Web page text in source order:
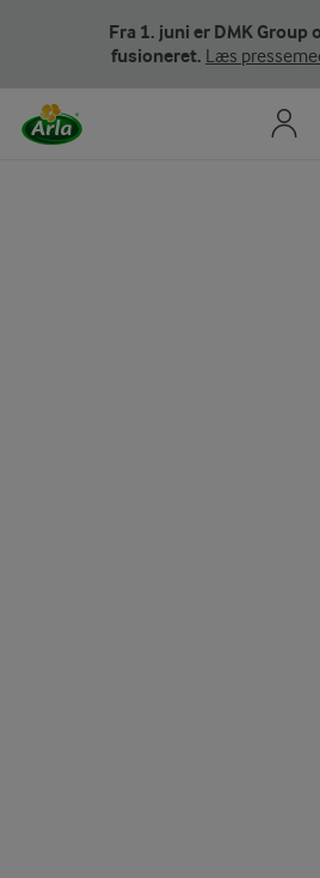
Fra 1. juni er DMK Group
fusioneret. Læs